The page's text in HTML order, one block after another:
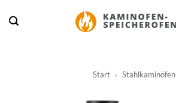
Inhalt
Start » Stahlkaminöfen